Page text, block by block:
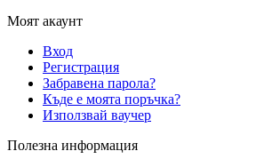
Моят акаунт
Вход
Регистрация
Забравена парола?
Къде е моята поръчка?
Използвай ваучер
Полезна информация